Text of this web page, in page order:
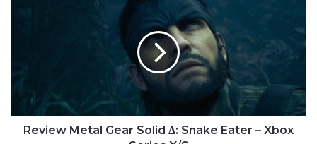
Eater
Xbox
Series
Review Metal Gear Solid Δ: Snake Eater – Xbox